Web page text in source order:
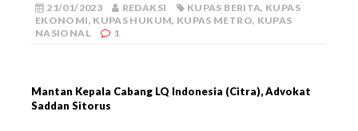
21/01/2023 REDAKSI KUPAS BERITA, KUPAS
EKONOMI, KUPAS HUKUM, KUPAS METRO, KUPAS
NASIONAL
1
Mantan Kepala Cabang LQ Indonesia (Citra), Advokat
Saddan Sitorus